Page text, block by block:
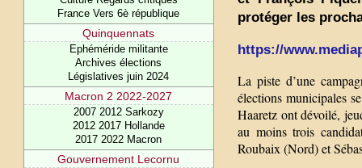
France Vers 6è république
Quinquennats
Ephéméride militante
Archives élections
Législatives juin 2024
Macron 2 2022-2027
2007 2012 Sarkozy
2012 2017 Hollande
2017 2022 Macron
Gouvernement Lecornu
protéger les
https://
La piste d’une
élections municipales
Haaretz ont dévoilé,
au moins trois
Roubaix (Nord) et